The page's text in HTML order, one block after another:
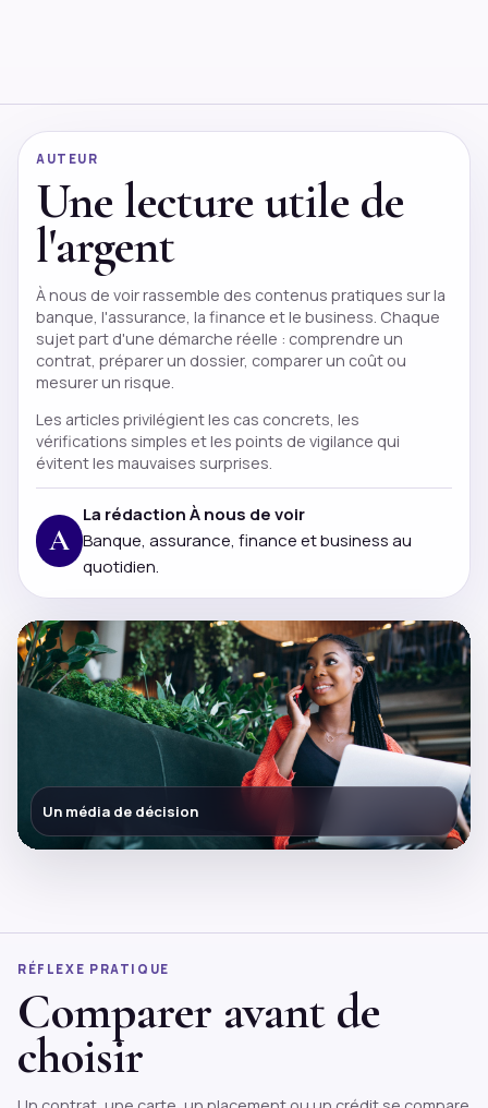
AUTEUR
Une lecture utile de
l'argent
À nous de voir rassemble des contenus pratiques sur la
banque, l'assurance, la finance et le business. Chaque
sujet part d'une démarche réelle : comprendre un
contrat, préparer un dossier, comparer un coût ou
mesurer un risque.
Les articles privilégient les cas concrets, les
vérifications simples et les points de vigilance qui
évitent les mauvaises surprises.
A
La rédaction À nous de voir
Banque, assurance, finance et business au
quotidien.
Un média de décision
RÉFLEXE PRATIQUE
Comparer avant de
choisir